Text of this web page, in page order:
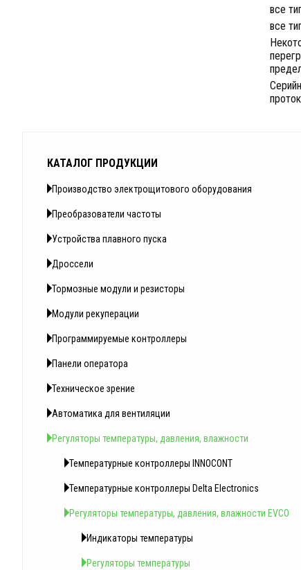
все
все
КАТАЛОГ ПРОДУКЦИИ
Производство электрощитового оборудования
Преобразователи частоты
Устройства плавного пуска
Дроссели
Тормозные модули и резисторы
Модули рекуперации
Программируемые контроллеры
Панели оператора
Техническое зрение
Автоматика для вентиляции
Регуляторы температуры, давления, влажности
Температурные контроллеры INNOCONT
Температурные контроллеры Delta Electronics
Регуляторы температуры, давления, влажности EVCO
Индикаторы температуры
Регуляторы температуры